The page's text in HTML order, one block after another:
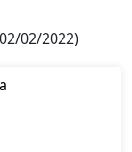
02/2022)